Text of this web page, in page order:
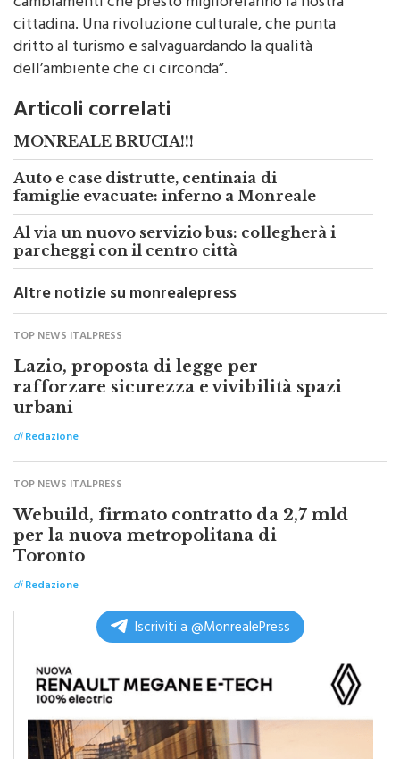
cittadina. Una rivoluzione culturale, che punta
dritto al turismo e salvaguardando la qualità
dell’ambiente che ci circonda”.
Articoli correlati
MONREALE BRUCIA!!!
Auto e case distrutte, centinaia di
famiglie evacuate: inferno a Monreale
Al via un nuovo servizio bus: collegherà i
parcheggi con il centro città
Altre notizie su monrealepress
TOP NEWS ITALPRESS
Lazio, proposta di legge per
rafforzare sicurezza e vivibilità spazi
urbani
diRedazione
TOP NEWS ITALPRESS
Webuild, firmato contratto da 2,7 mld
per la nuova metropolitana di
Toronto
diRedazione
Iscriviti a @MonrealePress